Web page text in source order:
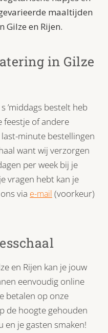
maaltijden
Gilze en Rijen.
in Gilze
’middags bestelt heb
feestje of andere
minute bestellingen
want wij verzorgen
per week bij je
vragen hebt kan je
via e-mail (voorkeur)
en Rijen kan je jouw
eenvoudig online
betalen op onze
de hoogte gehouden
en je gasten smaken!